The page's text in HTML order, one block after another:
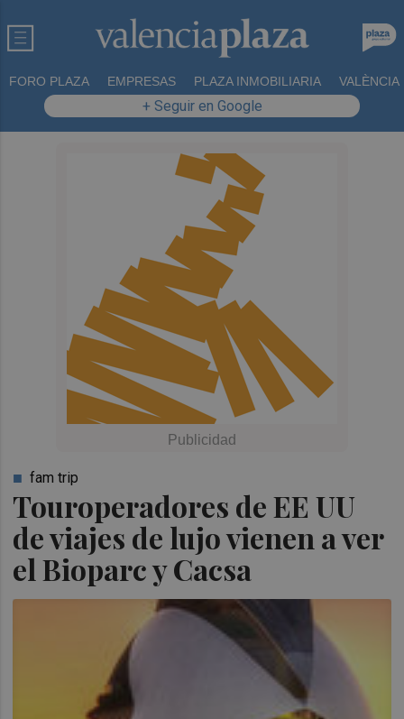
FORO PLAZA EMPRESAS PLAZA INMOBILIARIA VALÈNCIA
+ Seguir en Google
Touroperadores de EE UU
de viajes de lujo vienen a ver
el Bioparc y Cacsa
fam trip